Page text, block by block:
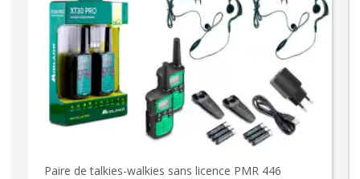
Paire de talkies-walkies sans licence PMR 446